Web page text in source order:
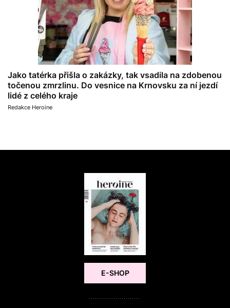
Jako tatérka přišla o zakázky, tak vsadila na zdobenou
točenou zmrzlinu. Do vesnice na Krnovsku za ní jezdí
lidé z celého kraje
Redakce Heroine
E-SHOP